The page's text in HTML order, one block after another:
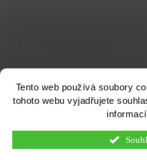
Tento web používá soubory
tohoto webu vyjadřujete
informací